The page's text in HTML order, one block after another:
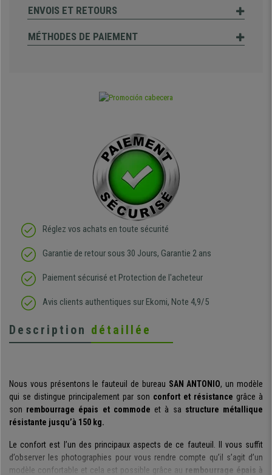
ENVOIS ET RETOURS
MÉTHODES DE PAIEMENT
Réglez vos achats en toute sécurité
Garantie de retour sous 30 Jours, Garantie 2 ans
Paiement sécurisé et Protection de l'acheteur
Avis clients authentiques sur Ekomi, Note 4,9/5
Description détaillée
Nous vous présentons le fauteuil de bureau SAN ANTONIO, un modèle
qui se distingue principalement par son confort et résistance grâce à
son rembourrage épais et commode et à sa structure métallique
résistante jusqu’à 150 kg.
Le confort est l’un des principaux aspects de ce fauteuil. Il vous suffit
d’observer les photographies pour vous rendre compte qu’il s’agit d’un
modèle confortable et cela est possible grâce au rembourrage épais à